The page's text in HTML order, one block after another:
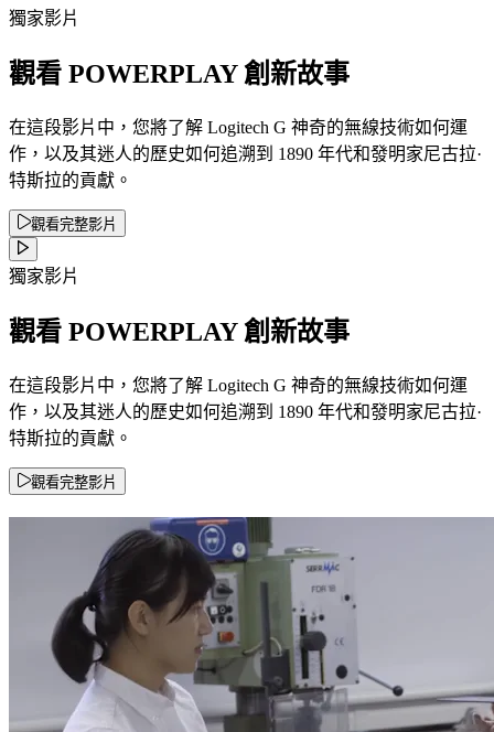
獨家影片
觀看 POWERPLAY 創新故事
在這段影片中，您將了解 Logitech G 神奇的無線技術如何運
作，以及其迷人的歷史如何追溯到 1890 年代和發明家尼古拉·
特斯拉的貢獻。
觀看完整影片
獨家影片
觀看 POWERPLAY 創新故事
在這段影片中，您將了解 Logitech G 神奇的無線技術如何運
作，以及其迷人的歷史如何追溯到 1890 年代和發明家尼古拉·
特斯拉的貢獻。
觀看完整影片